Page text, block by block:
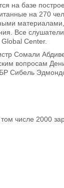
на базе
на 270
Все
Center.
Сомали
вопросам
Сибель
числе 2000